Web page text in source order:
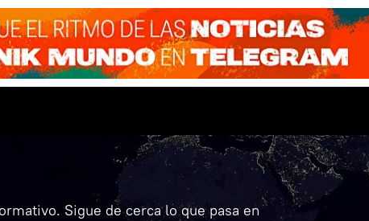
Sigue de cerca lo que pasa en